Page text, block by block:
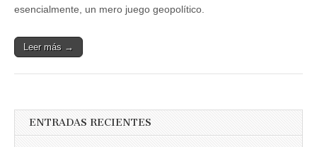
esencialmente, un mero juego geopolítico.
Leer más →
ENTRADAS RECIENTES